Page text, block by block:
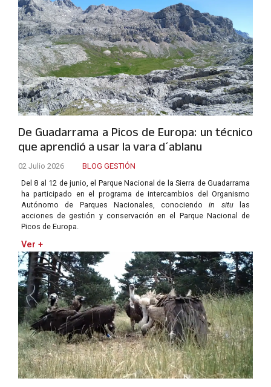
De Guadarrama a Picos de Europa: un técnico
que aprendió a usar la vara d´ablanu
02 Julio 2026
BLOG GESTIÓN
Del 8 al 12 de junio, el Parque Nacional de la Sierra de Guadarrama
ha participado en el programa de intercambios del Organismo
Autónomo de Parques Nacionales, conociendoin situlas
acciones de gestión y conservación en el Parque Nacional de
Picos de Europa.
Ver +